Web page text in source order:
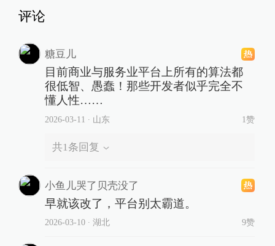
评论
糖豆儿
目前商业与服务业平台上所有的算法都
很低智、愚蠢！那些开发者似乎完全不
懂人性……
2026-03-11 ∙ 山东 1赞
共1 条回复
小鱼儿哭了贝壳没了
早就该改了，平台别太霸道。
2026-03-10∙ 湖北 9赞